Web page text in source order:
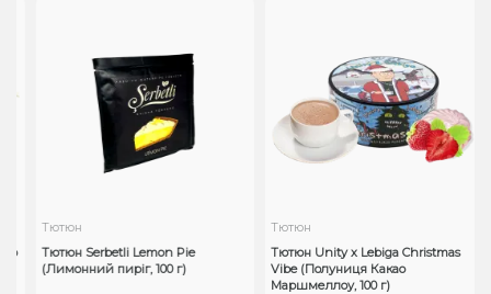
Тютюн
Тютюн Serbetli Lemon Pie
(Лимонний пиріг, 100 г)
Тютюн
Тютюн Unity x Lebiga Christmas
Vibe (Полуниця Какао
Маршмеллоу, 100 г)